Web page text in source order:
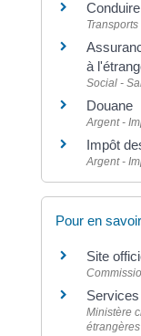
à
Social -
Douane
Argent -
Impôt
Argent -
Pour en
Site
Ministère
étrangères